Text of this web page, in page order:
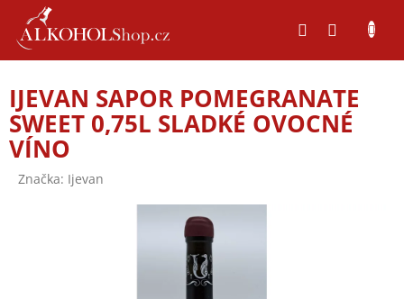
obsah
IJEVAN SAPOR POMEGRANATE
SWEET 0,75L SLADKÉ OVOCNÉ
VÍNO
Značka: Ijevan